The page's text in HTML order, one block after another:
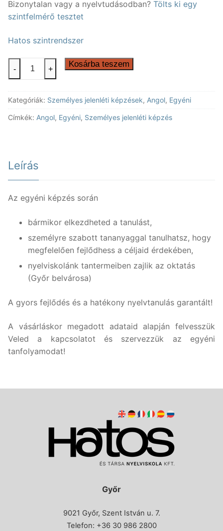
Bizonytalan vagy a nyelvtudásodban? Tölts ki egy
szintfelmérő tesztet
Hatos szintrendszer
Egyéni
angol
szinten
jelenléti
- + Kosárba teszem
Kategóriák: Személyes jelenléti képzések, Angol, Egyéni
Címkék: Angol, Egyéni, Személyes jelenléti képzés
Leírás
Az egyéni képzés során
bármikor elkezdheted a tanulást,
személyre szabott tananyaggal tanulhatsz, hogy
megfelelően fejlődhess a céljaid érdekében,
nyelviskolánk tantermeiben zajlik az oktatás
(Győr belvárosa)
A gyors fejlődés és a hatékony nyelvtanulás garantált!
A vásárláskor megadott adataid alapján felvesszük
Veled a kapcsolatot és szervezzük az egyéni
tanfolyamodat!
Győr
9021 Győr, Szent István u. 7.
Telefon: +36 30 986 2800